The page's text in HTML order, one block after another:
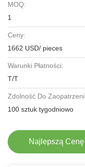
MOQ:
1
Ceny:
1662 USD/ pieces
Warunki Płatności:
T/T
Zdolność Do
100 sztuk tygodniowo
Najlepszą Cenę